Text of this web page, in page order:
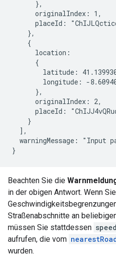
      },
      originalIndex: 1,
placeId:
    },
    {
      location:
      {
latitude:
longitude: -
      },
      originalIndex: 2,
placeId:
    }
  ],
warningMessage: "Input
}
Beachten Sie die
in der obigen Antwort. Wenn Sie
Straßenabschnitte an
müssen Sie stattdessen
aufrufen, die vom
wurden.